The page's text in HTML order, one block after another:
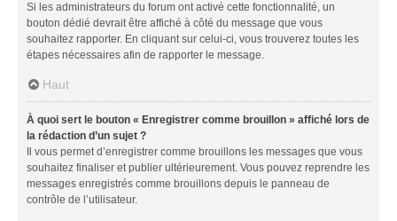
Si les administrateurs du forum ont activé cette fonctionnalité, un
bouton dédié devrait être affiché à côté du message que vous
souhaitez rapporter. En cliquant sur celui-ci, vous trouverez toutes les
étapes nécessaires afin de rapporter le message.
Haut
À quoi sert le bouton « Enregistrer comme brouillon » affiché lors de
la rédaction d’un sujet ?
Il vous permet d’enregistrer comme brouillons les messages que vous
souhaitez finaliser et publier ultérieurement. Vous pouvez reprendre les
messages enregistrés comme brouillons depuis le panneau de
contrôle de l’utilisateur.